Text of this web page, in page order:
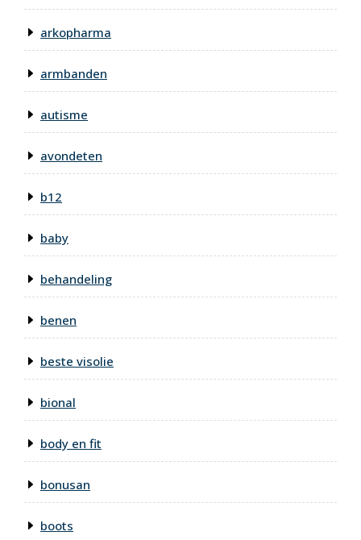
arkopharma
armbanden
autisme
avondeten
b12
baby
behandeling
benen
beste visolie
bional
body en fit
bonusan
boots